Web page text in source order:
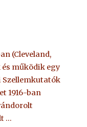
(Cleveland,
és működik egy
Szellemkutatók
1916-ban
…